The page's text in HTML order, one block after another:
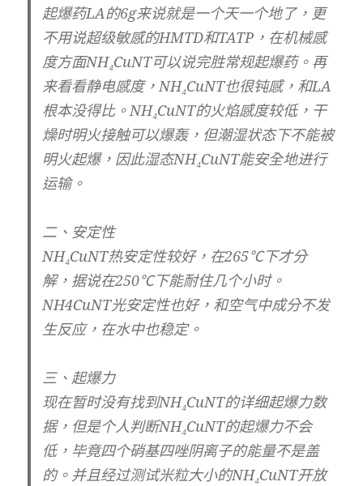
起爆药LA的6g来说就是一个天一个地了，更
不用说超级敏感的HMTD和TATP，在机械感
度方面NH₄CuNT可以说完胜常规起爆药。再
来看看静电感度，NH₄CuNT也很钝感，和LA
根本没得比。NH₄CuNT的火焰感度较低，干
燥时明火接触可以爆轰，但潮湿状态下不能被
明火起爆，因此湿态NH₄CuNT能安全地进行
运输。
二、安定性
NH₄CuNT热安定性较好，在265℃下才分
解，据说在250℃下能耐住几个小时。
NH4CuNT光安定性也好，和空气中成分不发
生反应，在水中也稳定。
三、起爆力
现在暂时没有找到NH₄CuNT的详细起爆力数
据，但是个人判断NH₄CuNT的起爆力不会
低，毕竟四个硝基四唑阴离子的能量不是盖
的。并且经过测试米粒大小的NH₄CuNT开放